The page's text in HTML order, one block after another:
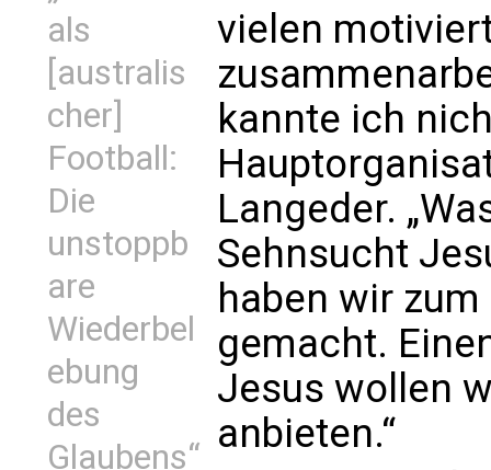
als
[australis
cher]
Football:
Die
unstoppb
are
Wiederbel
ebung
des
Glaubens“
vielen
kannte ich
Langeder.
Sehnsucht
haben wir
gemacht.
Jesus wollen
anbieten.“